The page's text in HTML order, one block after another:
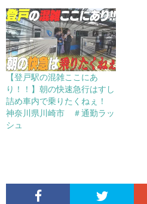
【登戸駅の混雑ここにあ
り！！】朝の快速急行はすし
詰め車内で乗りたくねぇ！
神奈川県川崎市 ＃通勤ラッ
シュ